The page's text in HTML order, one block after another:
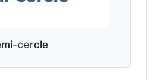
cercle